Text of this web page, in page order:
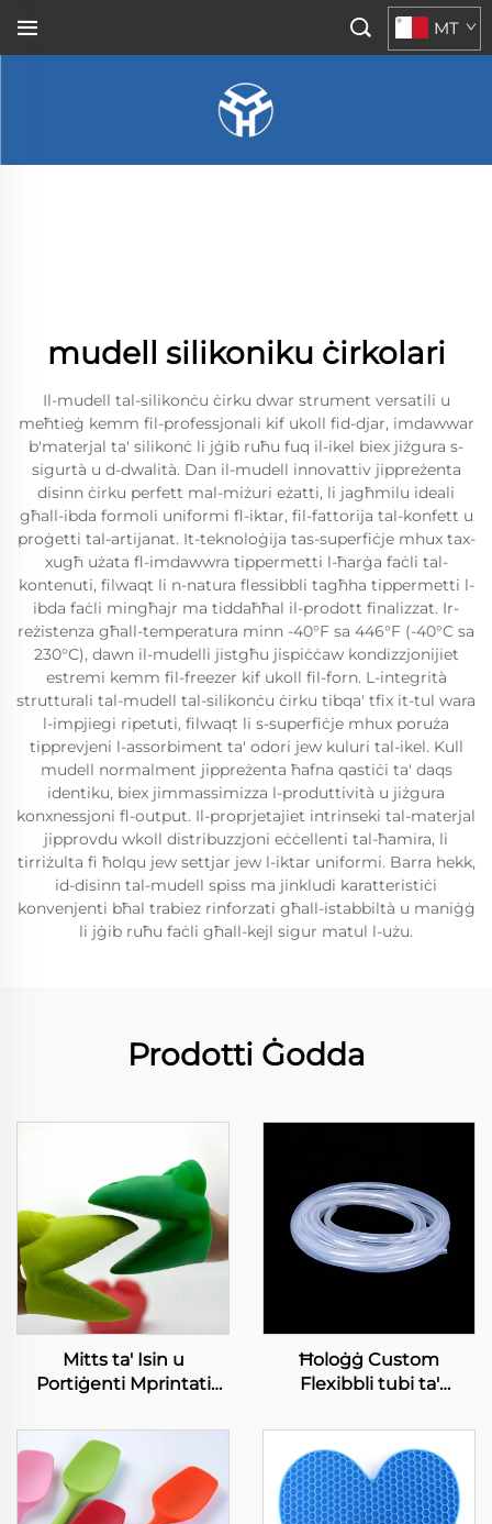
MT
mudell silikoniku ċirkolari
Il-mudell tal-silikonċu ċirku dwar strument versatili u
meħtieġ kemm fil-professjonali kif ukoll fid-djar, imdawwar
b'materjal ta' silikonċ li jġib ruħu fuq il-ikel biex jiżgura s-
sigurtà u d-dwalità. Dan il-mudell innovattiv jippreżenta
disinn ċirku perfett mal-miżuri eżatti, li jagħmilu ideali
għall-ibda formoli uniformi fl-iktar, fil-fattorija tal-konfett u
proġetti tal-artijanat. It-teknoloġija tas-superfiċje mhux tax-
xugħ użata fl-imdawwra tippermetti l-ħarġa faċli tal-
kontenuti, filwaqt li n-natura flessibbli tagħha tippermetti l-
ibda faċli mingħajr ma tiddaħħal il-prodott finalizzat. Ir-
reżistenza għall-temperatura minn -40°F sa 446°F (-40°C sa
230°C), dawn il-mudelli jistgħu jispiċċaw kondizzjonijiet
estremi kemm fil-freezer kif ukoll fil-forn. L-integrità
strutturali tal-mudell tal-silikonċu ċirku tibqa' tfix it-tul wara
l-impjiegi ripetuti, filwaqt li s-superfiċje mhux poruża
tipprevjeni l-assorbiment ta' odori jew kuluri tal-ikel. Kull
mudell normalment jippreżenta ħafna qastiċi ta' daqs
identiku, biex jimmassimizza l-produttività u jiżgura
konxnessjoni fl-output. Il-proprjetajiet intrinseki tal-materjal
jipprovdu wkoll distribuzzjoni eċċellenti tal-ħamira, li
tirriżulta fi ħolqu jew settjar jew l-iktar uniformi. Barra hekk,
id-disinn tal-mudell spiss ma jinkludi karatteristiċi
konvenjenti bħal trabiez rinforzati għall-istabbiltà u maniġġ
li jġib ruħu faċli għall-kejl sigur matul l-użu.
Prodotti Ġodda
Mitts ta' Isin u
Portiġenti Mprintati
Cooking Gloves għall-
Kukina u Baking
Ħoloġġ Custom
Flexibbli tubi ta'
Ħaddiem gradi ta'
Silikonn Transparent
Peristaltic Pump Tube
ta' Silikonn